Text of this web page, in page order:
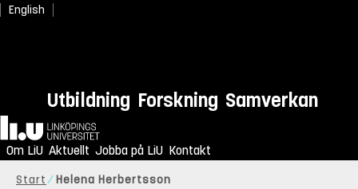
English
Utbildning Forskning Samverkan
Hem
Om LiU Aktuellt Jobba på LiU Kontakt
Start Helena Herbertsson